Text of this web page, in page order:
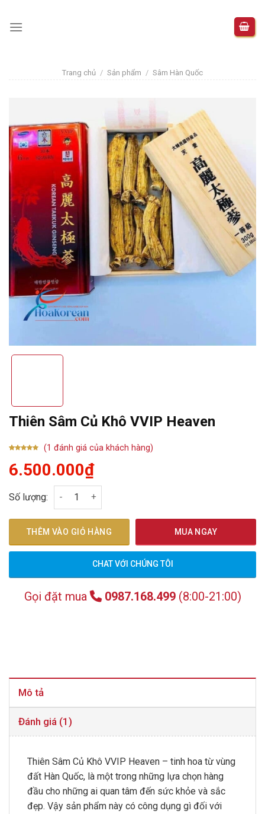
Trang chủ / Sản phẩm / Sâm Hàn Quốc
Thiên Sâm Củ Khô VVIP Heaven
dựa trên
đánh giá
(1 đánh giá của khách hàng)
6.500.000₫
Số lượng: Thiên Sâm Củ Khô VVIP Heaven số lượng
THÊM VÀO GIỎ HÀNG MUA NGAY
CHAT VỚI CHÚNG TÔI
Gọi đặt mua 0987.168.499(8:00-21:00)
Mô tả
Đánh giá (1)
Thiên Sâm Củ Khô VVIP Heaven – tinh hoa từ vùng
đất Hàn Quốc, là một trong những lựa chọn hàng
đầu cho những ai quan tâm đến sức khỏe và sắc
đẹp. Vậy sản phẩm này có công dụng gì đối với